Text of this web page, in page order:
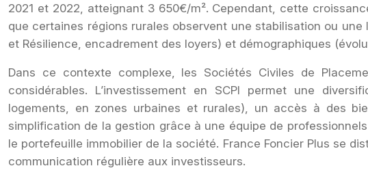
2021 et 2022, atteignant 3 650€/m². Cependant, cette
que certaines régions rurales observent une stabilisation ou
et Résilience, encadrement des loyers) et démographiques
Dans ce contexte complexe, les Sociétés Civiles de
considérables. L’investissement en SCPI permet une
logements, en zones urbaines et rurales), un accès à des
simplification de la gestion grâce à une équipe de
le portefeuille immobilier de la société. France Foncier Plus se
communication régulière aux investisseurs.